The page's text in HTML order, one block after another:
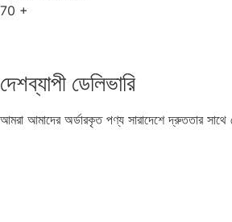
70 +
দেশব্যাপী ডেলিভারি
আমরা আমাদের অর্ডারকৃত পণ্য সারাদেশে দ্রুততার সাথে